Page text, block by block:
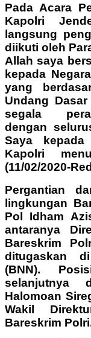
Pada Acara
Kapolri
langsung
diikuti oleh
Allah saya
kepada
yang
Undang
segala
dengan
Saya
Kapolri
(11/02/2020-
Pergantian
lingkungan
Pol Idham
antaranya
Bareskrim
ditugaskan
(BNN).
selanjutnya
Halomoan
Wakil
Bareskrim